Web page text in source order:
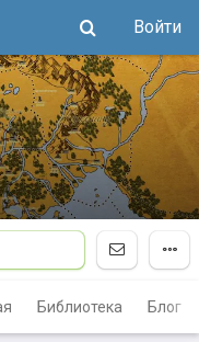
Войти
Библиотека Блог